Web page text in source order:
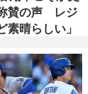
国内
まとめ
写真
スポーツ
文化
出版／映画
賛の声 レジ
晴らしい」